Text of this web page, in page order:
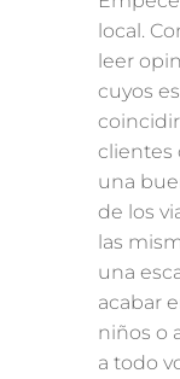
local.
leer
cuyos
clientes
una
de los
las
una
acabar
niños o
a todo